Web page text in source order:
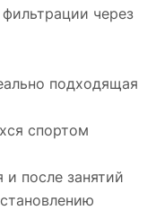
через
подходящая
спортом
после занятий